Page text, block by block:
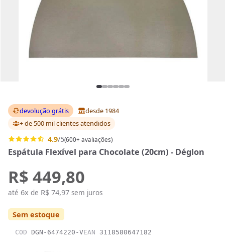
devolução grátis
desde 1984
+ de 500 mil clientesatendidos
4.9/5(600+ avaliações)
Espátula Flexível para Chocolate (20cm) - Déglon
R$ 449,80
até 6x de R$ 74,97sem juros
Sem estoque
COD DGN-6474220-VEAN 3118580647182